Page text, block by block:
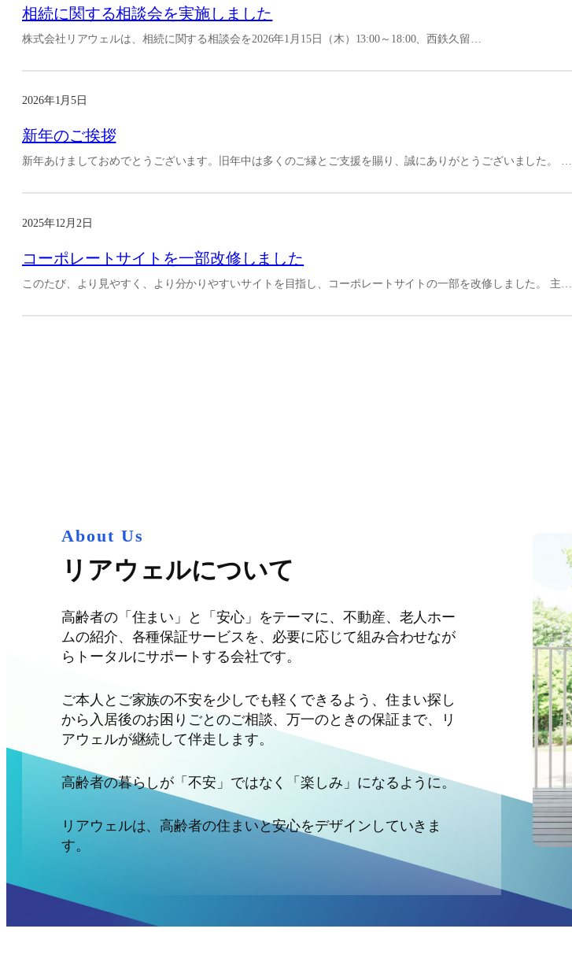
相続に関する相談会を実施しました
株式会社リアウェルは、相続に関する相談会を2026年1月15日（木）13:00～18:00、西鉄久留…
2026年1月5日
新年のご挨拶
新年あけましておめでとうございます。旧年中は多くのご縁とご支援を賜り、誠にありがとうございました。 …
2025年12月2日
コーポレートサイトを一部改修しました
このたび、より見やすく、より分かりやすいサイトを目指し、コーポレートサイトの一部を改修しました。 主…
About Us
リアウェルについて
高齢者の「住まい」と「安心」をテーマに、不動産、老人ホー
ムの紹介、各種保証サービスを、必要に応じて組み合わせなが
らトータルにサポートする会社です。
ご本人とご家族の不安を少しでも軽くできるよう、住まい探し
から入居後のお困りごとのご相談、万一のときの保証まで、リ
アウェルが継続して伴走します。
高齢者の暮らしが「不安」ではなく「楽しみ」になるように。
リアウェルは、高齢者の住まいと安心をデザインしていきま
す。